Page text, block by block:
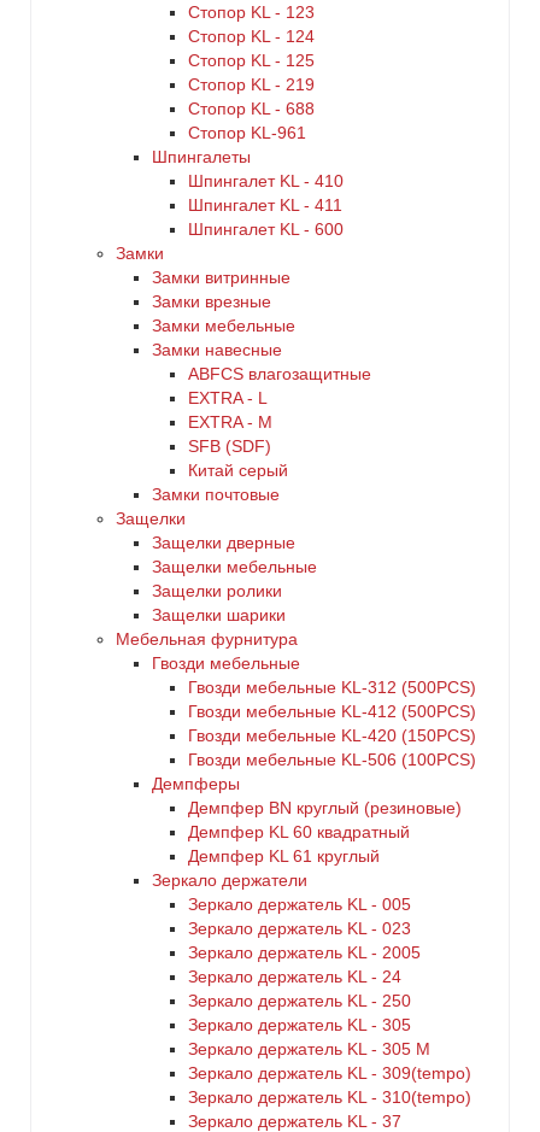
Стопор KL - 123
Стопор KL - 124
Стопор KL - 125
Стопор KL - 219
Стопор KL - 688
Стопор KL-961
Шпингалеты
Шпингалет KL - 410
Шпингалет KL - 411
Шпингалет KL - 600
Замки
Замки витринные
Замки врезные
Замки мебельные
Замки навесные
ABFCS влагозащитные
EXTRA - L
EXTRA - М
SFB (SDF)
Китай серый
Замки почтовые
Защелки
Защелки дверные
Защелки мебельные
Защелки ролики
Защелки шарики
Мебельная фурнитура
Гвозди мебельные
Гвозди мебельные KL-312 (500PCS)
Гвозди мебельные KL-412 (500PCS)
Гвозди мебельные KL-420 (150PCS)
Гвозди мебельные KL-506 (100PCS)
Демпферы
Демпфер BN круглый (резиновые)
Демпфер KL 60 квадратный
Демпфер KL 61 круглый
Зеркало держатели
Зеркало держатель KL - 005
Зеркало держатель KL - 023
Зеркало держатель KL - 2005
Зеркало держатель KL - 24
Зеркало держатель KL - 250
Зеркало держатель KL - 305
Зеркало держатель KL - 305 M
Зеркало держатель KL - 309(tempo)
Зеркало держатель KL - 310(tempo)
Зеркало держатель KL - 37